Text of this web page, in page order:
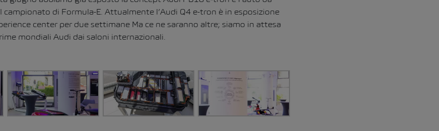
campionato di Formula-E. Attualmente l’Audi Q4 e-tron è in esposizione
center per due settimane Ma ce ne saranno altre; siamo in attesa
mondiali Audi dai saloni internazionali.